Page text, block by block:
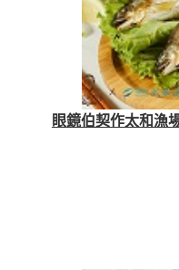
眼鏡伯契作太和漁